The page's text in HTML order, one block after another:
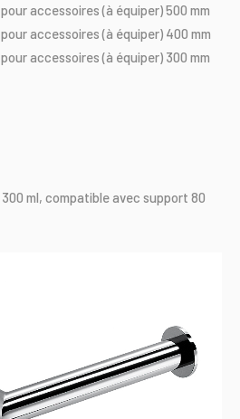
pouraccessoires (à équiper)500 mm
pouraccessoires (à équiper) 400 mm
pouraccessoires (à équiper) 300 mm
300 ml, compatibleavec support 80